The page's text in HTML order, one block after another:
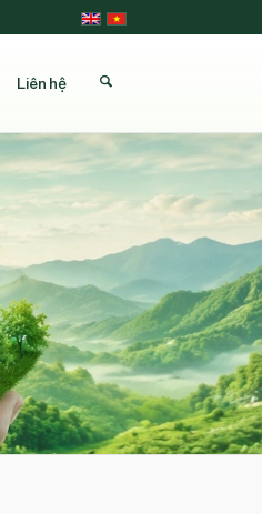
Liên hệ